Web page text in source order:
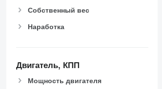
Собственный вес
Наработка
Двигатель, КПП
Мощность двигателя